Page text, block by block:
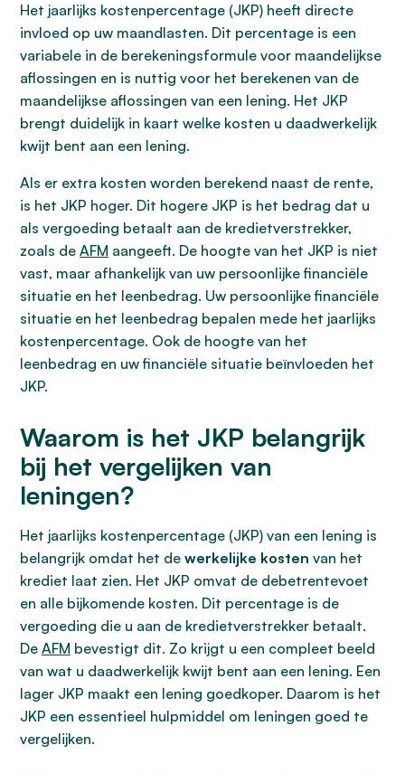
Het jaarlijks kostenpercentage (JKP) heeft directe
invloed op uw maandlasten. Dit percentage is een
variabele in de berekeningsformule voor maandelijkse
aflossingen en is nuttig voor het berekenen van de
maandelijkse aflossingen van een lening. Het JKP
brengt duidelijk in kaart welke kosten u daadwerkelijk
kwijt bent aan een lening.
Als er extra kosten worden berekend naast de rente,
is het JKP hoger. Dit hogere JKP is het bedrag dat u
als vergoeding betaalt aan de kredietverstrekker,
zoals de AFM aangeeft. De hoogte van het JKP is niet
vast, maar afhankelijk van uw persoonlijke financiële
situatie en het leenbedrag. Uw persoonlijke financiële
situatie en het leenbedrag bepalen mede het jaarlijks
kostenpercentage. Ook de hoogte van het
leenbedrag en uw financiële situatie beïnvloeden het
JKP.
Waarom is het JKP belangrijk
bij het vergelijken van
leningen?
Het jaarlijks kostenpercentage (JKP) van een lening is
belangrijk omdat het de werkelijke kosten van het
krediet laat zien. Het JKP omvat de debetrentevoet
en alle bijkomende kosten. Dit percentage is de
vergoeding die u aan de kredietverstrekker betaalt.
De AFM bevestigt dit. Zo krijgt u een compleet beeld
van wat u daadwerkelijk kwijt bent aan een lening. Een
lager JKP maakt een lening goedkoper. Daarom is het
JKP een essentieel hulpmiddel om leningen goed te
vergelijken.